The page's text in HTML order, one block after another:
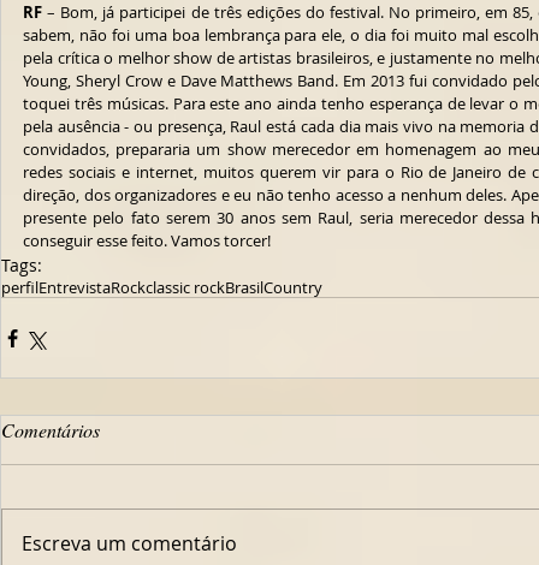
RF – Bom, já participei de três edições do festival. No primeiro, em
sabem, não foi uma boa lembrança para ele, o dia foi muito mal
pela crítica o melhor show de artistas brasileiros, e justamente no
Young, Sheryl Crow e Dave Matthews Band. Em 2013 fui convidado
toquei três músicas. Para este ano ainda tenho esperança de levar o
pela ausência - ou presença, Raul está cada dia mais vivo na memoria
convidados, prepararia um show merecedor em homenagem ao
redes sociais e internet, muitos querem vir para o Rio de Janeiro de
direção, dos organizadores e eu não tenho acesso a nenhum deles.
presente pelo fato serem 30 anos sem Raul, seria merecedor
conseguir esse feito. Vamos torcer!
Tags:
perfilEntrevistaRockclassic rockBrasilCountry
Comentários
Escreva um comentário